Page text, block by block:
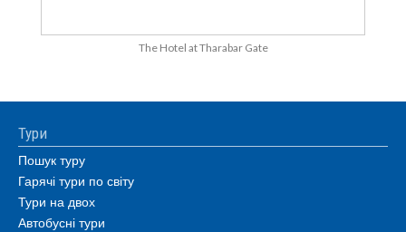
The Hotel at Tharabar Gate
Тури
Пошук туру
Гарячі тури по світу
Тури на двох
Автобусні тури